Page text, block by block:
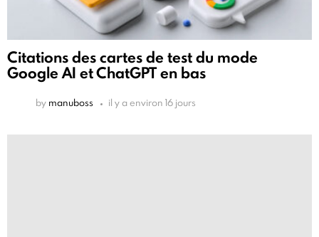
Citations des cartes de test du mode
Google AI et ChatGPT en bas
by manuboss il y a environ 16 jours